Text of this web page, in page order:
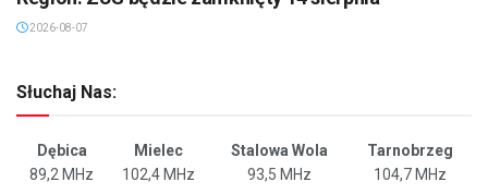
2026-08-07
Słuchaj Nas:
Dębica Mielec Stalowa Wola
Tarnobrzeg
89,2 MHz
102,4 MHz 93,5 MHz 104,7 MHz